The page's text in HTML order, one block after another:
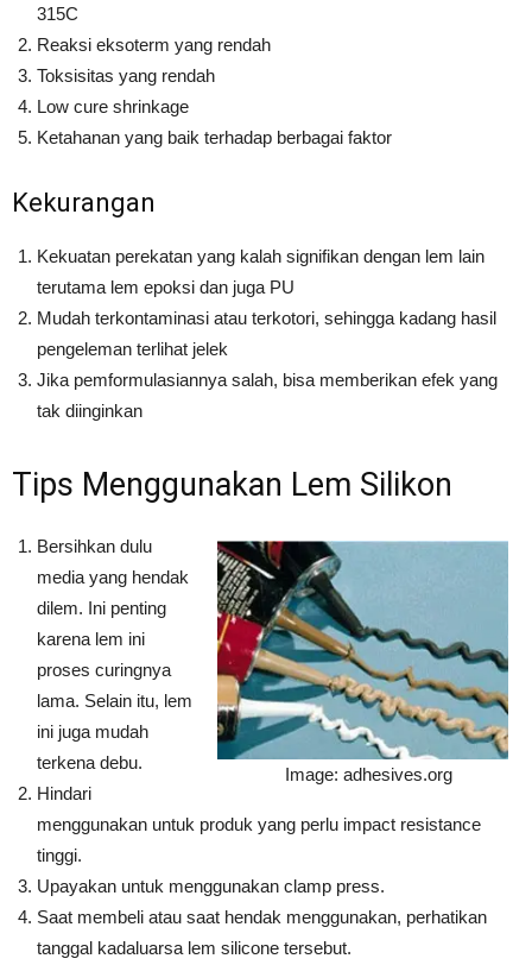
315C
Reaksi eksoterm yang rendah
Toksisitas yang rendah
Low cure shrinkage
Ketahanan yang baik terhadap berbagai faktor
Kekurangan
Kekuatan perekatan yang kalah signifikan dengan lem lain
terutama lem epoksi dan juga PU
Mudah terkontaminasi atau terkotori, sehingga kadang hasil
pengeleman terlihat jelek
Jika pemformulasiannya salah, bisa memberikan efek yang
tak diinginkan
Tips Menggunakan Lem Silikon
Image: adhesives.org
Bersihkan dulu
media yang hendak
dilem. Ini penting
karena lem ini
proses curingnya
lama. Selain itu, lem
ini juga mudah
terkena debu.
Hindari
menggunakan untuk produk yang perlu impact resistance
tinggi.
Upayakan untuk menggunakan clamp press.
Saat membeli atau saat hendak menggunakan, perhatikan
tanggal kadaluarsa lem silicone tersebut.